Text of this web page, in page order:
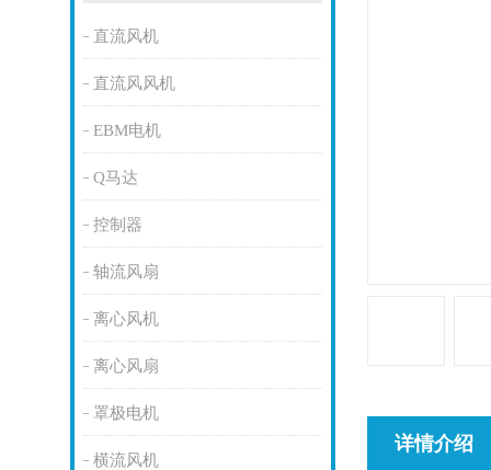
直流风机
直流风风机
EBM电机
Q马达
控制器
轴流风扇
离心风机
离心风扇
罩极电机
横流风机
详情介绍